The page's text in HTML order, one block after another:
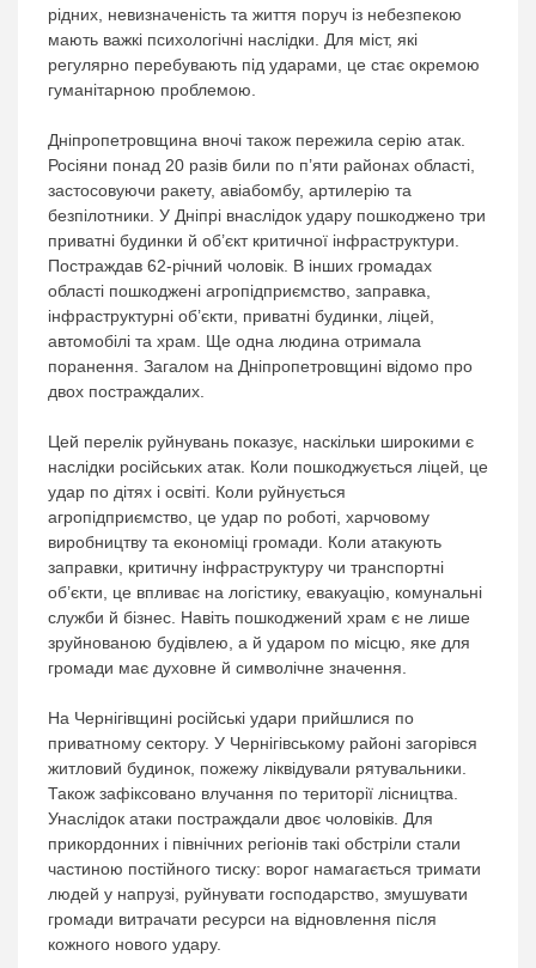
рідних, невизначеність та життя поруч із небезпекою
мають важкі психологічні наслідки. Для міст, які
регулярно перебувають під ударами, це стає окремою
гуманітарною проблемою.
Дніпропетровщина вночі також пережила серію атак.
Росіяни понад 20 разів били по п’яти районах області,
застосовуючи ракету, авіабомбу, артилерію та
безпілотники. У Дніпрі внаслідок удару пошкоджено три
приватні будинки й об’єкт критичної інфраструктури.
Постраждав 62-річний чоловік. В інших громадах
області пошкоджені агропідприємство, заправка,
інфраструктурні об’єкти, приватні будинки, ліцей,
автомобілі та храм. Ще одна людина отримала
поранення. Загалом на Дніпропетровщині відомо про
двох постраждалих.
Цей перелік руйнувань показує, наскільки широкими є
наслідки російських атак. Коли пошкоджується ліцей, це
удар по дітях і освіті. Коли руйнується
агропідприємство, це удар по роботі, харчовому
виробництву та економіці громади. Коли атакують
заправки, критичну інфраструктуру чи транспортні
об’єкти, це впливає на логістику, евакуацію, комунальні
служби й бізнес. Навіть пошкоджений храм є не лише
зруйнованою будівлею, а й ударом по місцю, яке для
громади має духовне й символічне значення.
На Чернігівщині російські удари прийшлися по
приватному сектору. У Чернігівському районі загорівся
житловий будинок, пожежу ліквідували рятувальники.
Також зафіксовано влучання по території лісництва.
Унаслідок атаки постраждали двоє чоловіків. Для
прикордонних і північних регіонів такі обстріли стали
частиною постійного тиску: ворог намагається тримати
людей у напрузі, руйнувати господарство, змушувати
громади витрачати ресурси на відновлення після
кожного нового удару.